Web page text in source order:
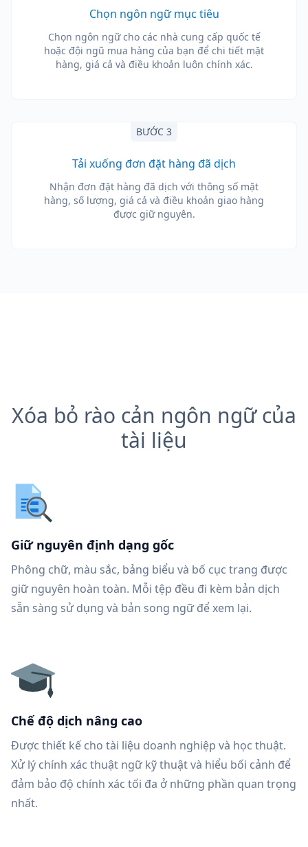
Chọn ngôn ngữ mục tiêu
Chọn ngôn ngữ cho các nhà cung cấp quốc tế
hoặc đội ngũ mua hàng của bạn để chi tiết mặt
hàng, giá cả và điều khoản luôn chính xác.
BƯỚC 3
Tải xuống đơn đặt hàng đã dịch
Nhận đơn đặt hàng đã dịch với thông số mặt
hàng, số lượng, giá cả và điều khoản giao hàng
được giữ nguyên.
Xóa bỏ rào cản ngôn ngữ của
tài liệu
Giữ nguyên định dạng gốc
Phông chữ, màu sắc, bảng biểu và bố cục trang được
giữ nguyên hoàn toàn. Mỗi tệp đều đi kèm bản dịch
sẵn sàng sử dụng và bản song ngữ để xem lại.
Chế độ dịch nâng cao
Được thiết kế cho tài liệu doanh nghiệp và học thuật.
Xử lý chính xác thuật ngữ kỹ thuật và hiểu bối cảnh để
đảm bảo độ chính xác tối đa ở những phần quan trọng
nhất.